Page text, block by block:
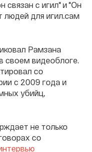
связан с игил" и "Он
людей для игил.сам
Рамзана
своем видеоблоге.
со
с 2009 года и
убийц,
не только
со